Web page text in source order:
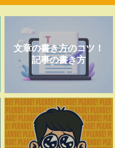
文章の書き方のコツ！
記事の書き方